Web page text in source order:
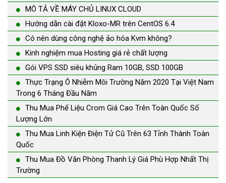
MÔ TẢ VỀ MÁY CHỦ LINUX CLOUD
Hướng dẫn cài đặt Kloxo-MR trên CentOS 6.4
Có nên dùng công nghệ ảo hóa Kvm không?
Kinh nghiệm mua Hosting giá rẻ chất lượng
Gói VPS SSD siêu khủng Ram 10GB, SSD 100GB
Thực Trạng Ô Nhiễm Môi Trường Năm 2020 Tại Việt Nam
Trong 6 Tháng Đầu Năm
Thu Mua Phế Liệu Crom Giá Cao Trên Toàn Quốc Số
Lượng Lớn
Thu Mua Linh Kiện Điện Tử Cũ Trên 63 Tỉnh Thành Toàn
Quốc
Thu Mua Đồ Văn Phòng Thanh Lý Giá Phù Hợp Nhất Thị
Trường